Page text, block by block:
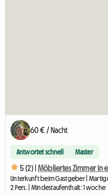
60 € / Nacht
Antwortet schnell Master
5 (2) | Möbliertes Zimmer in
Unterkunft beim Gastgeber |
2 Pers. | Mindestaufenthalt: 1 woche